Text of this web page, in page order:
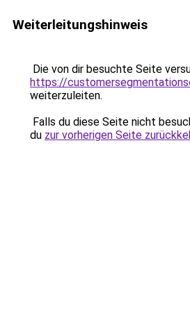
Weiterleitungshinweis
Die von dir besuchte Seite
https://
weiterzuleiten.
Falls du diese Seite nicht
du zur vorherigen Seite